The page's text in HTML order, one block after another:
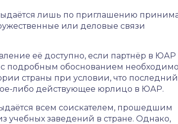
выдаётся лишь по приглашению
или деловые связи
её доступно, если партнёр в ЮАР
с подробным обоснованием
страны при условии, что последний
либо действующее юрлицо в ЮАР.
всем соискателем, прошедшим
учебных заведений в стране. Однако,